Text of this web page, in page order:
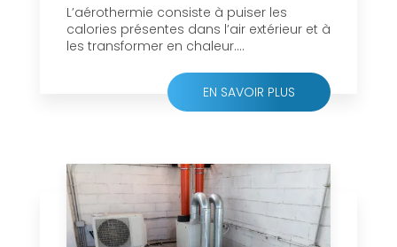
L’aérothermie consiste à puiser les
calories présentes dans l’air extérieur et à
les transformer en chaleur....
EN SAVOIR PLUS